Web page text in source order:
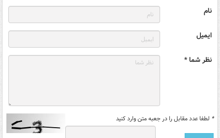
نام
ایمیل
نظر شما *
* لطفا عدد مقابل را در جعبه متن وارد کنید